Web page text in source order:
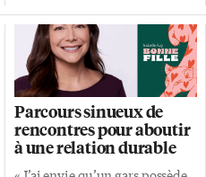
stabilisation et son
épanouissement. La Fédération
culturelle canadienne-française
(FCCF) tire ces grandes
conclusions dans les Actes du
premier Sommet pancanadien
sur l’éducation artistique. Le
document publié à la fin juin
revient sur les moments forts de
Parcours sinueux de
rencontres pour aboutir
à une relation durable